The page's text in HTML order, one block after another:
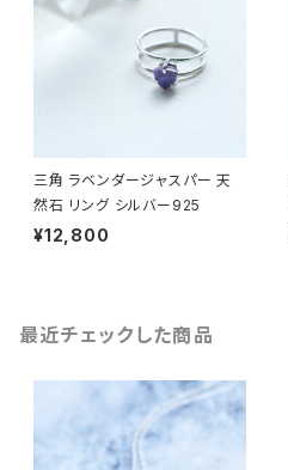
三角 ラベンダージャスパー 天
然石 リング シルバー925
¥12,800
最近チェックした商品